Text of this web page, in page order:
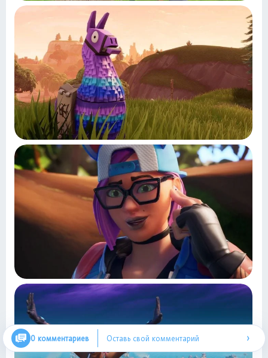
0 комментариев Оставь свой комментарий ›